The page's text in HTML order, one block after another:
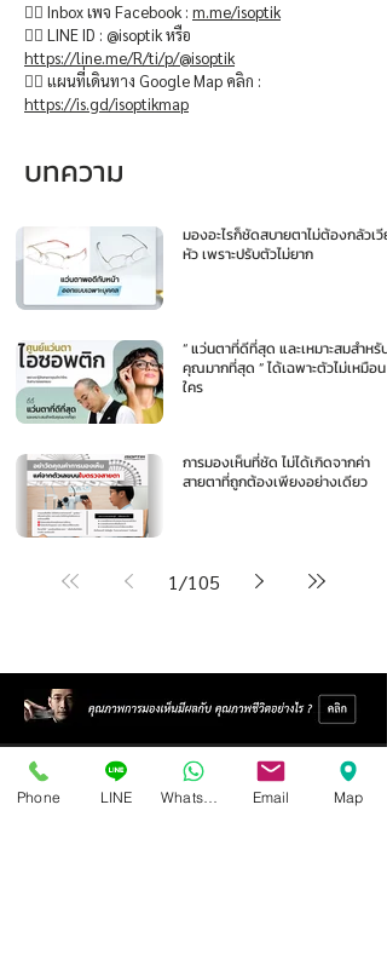
👉🏻 Inbox เพจ Facebook : m.me/isoptik
👉🏻 LINE ID : @isoptik หรือ
https://line.me/R/ti/p/@isoptik
👉🏻 แผนที่เดินทาง Google Map คลิก :
https://is.gd/isoptikmap
บทความ
มองอะไรก็ชัดสบายตาไม่ต้องกลัวเวีย
หัว เพราะปรับตัวไม่ยาก
“ แว่นตาที่ดีที่สุด และเหมาะสมสำหรับ
คุณมากที่สุด ” ได้เฉพาะตัวไม่เหมือน
ใคร
การมองเห็นที่ชัด ไม่ได้เกิดจากค่า
สายตาที่ถูกต้องเพียงอย่างเดียว
1/105
Phone LINE Email Map